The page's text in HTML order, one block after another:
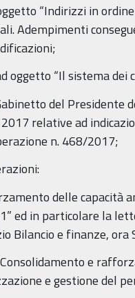
“Indirizzi in
Adempimenti
oggetto “Il sistema
del
relative ad
n. 468/2017;
delle capacità
ed in particolare la
Bilancio e finanze,
e
e gestione del